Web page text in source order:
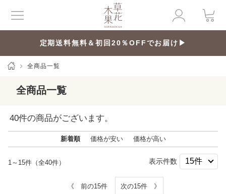
定期送料無料＆初回20％OFFでお届け▶
全商品一覧
全商品一覧
40件の商品がございます。
新着順 価格が安い 価格が高い
1～15件（全40件） 表示件数
《 前の15件 次の15件 》